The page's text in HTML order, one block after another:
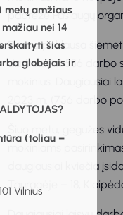
metų amžiaus
nei 14
šias
globėjais ir
(toliau –
Vilnius
pabrėžė Paslaugų
Darbo paklausa
darbdaviai 536 darbo
mokinius.
2023 m. (756 darbo
Šiuo metu, gegužės
mokiniams
daugiausiai kviečia
Tauragėje – 18,